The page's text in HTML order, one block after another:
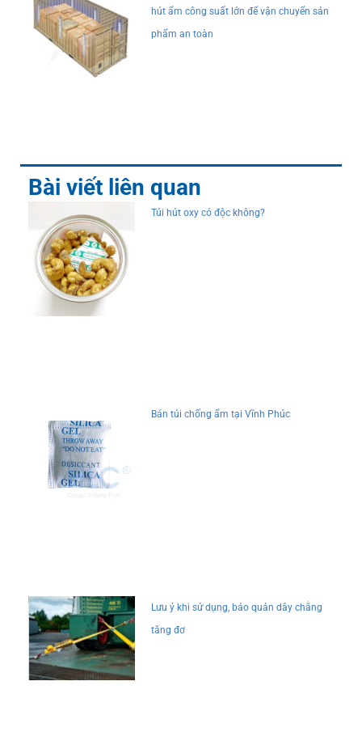
hút ẩm công suất lớn để vận chuyển sản
phẩm an toàn
Bài viết liên quan
Túi hút oxy có độc không?
Bán túi chống ẩm tại Vĩnh Phúc
Lưu ý khi sử dụng, bảo quản dây chằng
tăng đơ